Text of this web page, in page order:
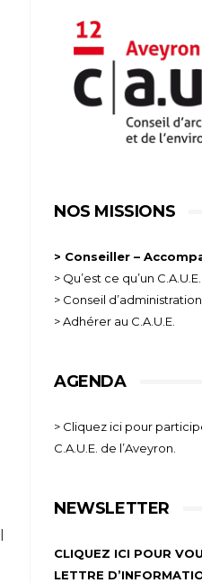
NOS MISSIONS
> Conseiller –
> Qu’est ce qu’un C.A.U.E.
> Conseil
> Adhérer au C.A.U.E.
AGENDA
> Cliquez ici pour
C.A.U.E. de l’Aveyron.
NEWSLETTER
CLIQUEZ ICI POUR
LETTRE